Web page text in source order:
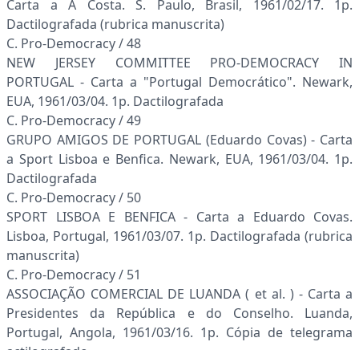
Carta a A Costa. S. Paulo, Brasil, 1961/02/17. 1p.
Dactilografada (rubrica manuscrita)
C. Pro-Democracy / 48
NEW JERSEY COMMITTEE PRO-DEMOCRACY IN
PORTUGAL - Carta a "Portugal Democrático". Newark,
EUA, 1961/03/04. 1p. Dactilografada
C. Pro-Democracy / 49
GRUPO AMIGOS DE PORTUGAL (Eduardo Covas) - Carta
a Sport Lisboa e Benfica. Newark, EUA, 1961/03/04. 1p.
Dactilografada
C. Pro-Democracy / 50
SPORT LISBOA E BENFICA - Carta a Eduardo Covas.
Lisboa, Portugal, 1961/03/07. 1p. Dactilografada (rubrica
manuscrita)
C. Pro-Democracy / 51
ASSOCIAÇÃO COMERCIAL DE LUANDA ( et al. ) - Carta a
Presidentes da República e do Conselho. Luanda,
Portugal, Angola, 1961/03/16. 1p. Cópia de telegrama